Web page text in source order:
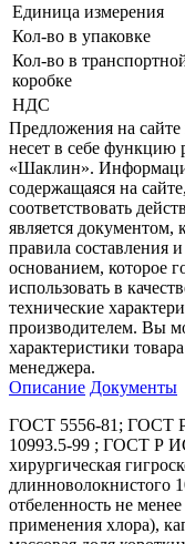
Единица измерения
Кол-во в упаковке
Кол-во в
коробке
НДС
Предложения на
несет в себе
«Шаклин».
содержащаяся на
соответствовать
является документом,
правила составления
основанием, которое
использовать в
технические
производителем. Вы
характеристики
менеджера.
Описание Документы
ГОСТ 5556-81; ГОСТ
10993.5-99 ; ГОСТ Р
хирургическая
длинноволокнистого
отбеленность не
применения хлора),